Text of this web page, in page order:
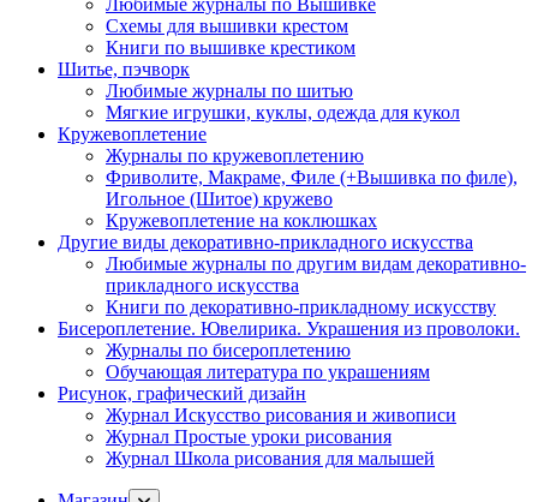
Любимые журналы по Вышивке
Схемы для вышивки крестом
Книги по вышивке крестиком
Шитье, пэчворк
Любимые журналы по шитью
Мягкие игрушки, куклы, одежда для кукол
Кружевоплетение
Журналы по кружевоплетению
Фриволите, Макраме, Филе (+Вышивка по филе),
Игольное (Шитое) кружево
Кружевоплетение на коклюшках
Другие виды декоративно-прикладного искусства
Любимые журналы по другим видам декоративно-
прикладного искусства
Книги по декоративно-прикладному искусству
Бисероплетение. Ювелирика. Украшения из проволоки.
Журналы по бисероплетению
Обучающая литература по украшениям
Рисунок, графический дизайн
Журнал Искусство рисования и живописи
Журнал Простые уроки рисования
Журнал Школа рисования для малышей